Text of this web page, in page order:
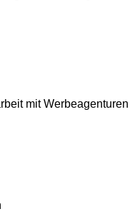
mit Werbeagenturen